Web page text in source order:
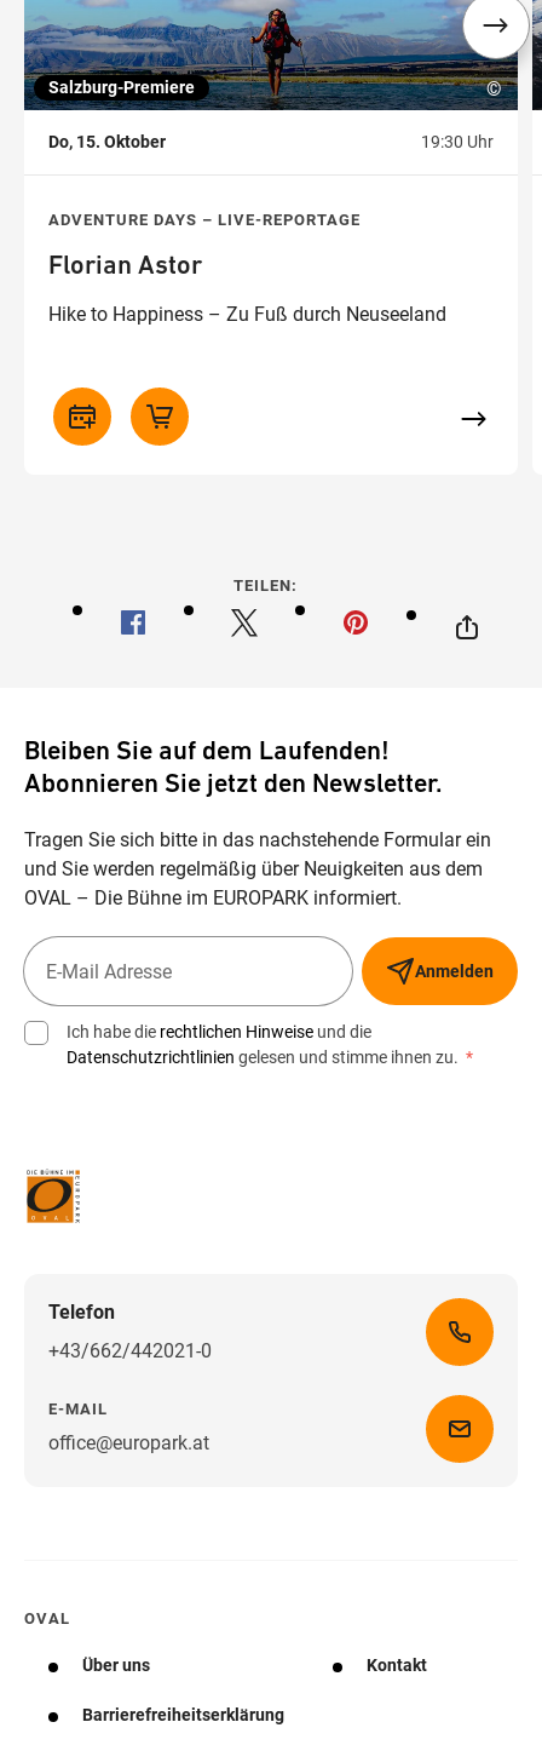
©
Salzburg-Premiere
Do, 15. Oktober 19:30 Uhr
ADVENTURE DAYS – LIVE-REPORTAGE
Florian Astor
Hike to Happiness – Zu Fuß durch Neuseeland
TEILEN:
Bleiben Sie auf dem Laufenden!
Abonnieren Sie jetzt den Newsletter.
Tragen Sie sich bitte in das nachstehende Formular ein
und Sie werden regelmäßig über Neuigkeiten aus dem
OVAL – Die Bühne im EUROPARK informiert.
Anmelden
Ich habe die rechtlichen Hinweise und die
Datenschutzrichtlinien gelesen und stimme ihnen zu. *
Telefon
+43/662/442021-0
E-MAIL
office@europark.atWegbeschreibung erhalten
OVAL
Über uns Kontakt
Barrierefreiheitserklärung